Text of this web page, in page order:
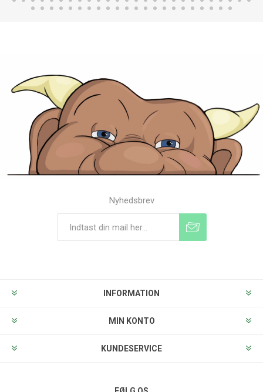
Nyhedsbrev
INFORMATION
MIN KONTO
KUNDESERVICE